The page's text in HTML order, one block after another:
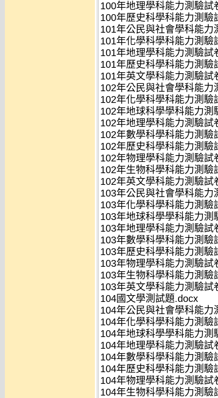
100年地理學科能力測驗試
100年歷史科學科能力測驗
101年公民與社會學科能力
101年化學科學科能力測驗
101年地理學科能力測驗試
101年歷史科學科能力測驗
101年英文學科能力測驗試
102年公民與社會學科能力
102年化學科學科能力測驗
102年地球科學學科能力測
102年地理學科能力測驗試
102年數學科學科能力測驗
102年歷史科學科能力測驗
102年物理學科能力測驗試
102年生物科學科能力測驗
102年英文學科能力測驗試
103年公民與社會學科能力
103年化學科學科能力測驗
103年地球科學學科能力測
103年地理學科能力測驗試
103年數學科學科能力測驗
103年歷史科學科能力測驗
103年物理學科能力測驗試
103年生物科學科能力測驗
103年英文學科能力測驗試
104國文學測試題.docx
104年公民與社會學科能力
104年化學科學科能力測驗
104年地球科學學科能力測
104年地理學科能力測驗試
104年數學科學科能力測驗
104年歷史科學科能力測驗
104年物理學科能力測驗試
104年生物科學科能力測驗